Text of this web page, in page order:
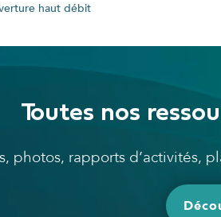
haut débit
Toutes nos
photos, rapports d’activités,